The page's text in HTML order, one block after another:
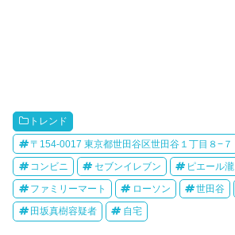
トレンド
〒154-0017 東京都世田谷区世田谷１丁目８−７
コンビニ セブンイレブン ピエール瀧
ファミリーマート ローソン 世田谷
田坂真樹容疑者 自宅